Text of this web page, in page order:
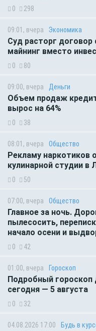
0 298
09:01, вчера Экономика
Суд расторг
майнинг вместо
0 80
09:00, вчера Деньги
Объем продаж
вырос на 64%
0 38
08:01, вчера Общество
Рекламу наркотиков
кулинарной студии в
0 50
07:00, вчера Общество
Главное за ночь.
пылесосить,
начало осени и
0 42
01:00, вчера Гороскоп
Подробный гороскоп
сегодня — 5 августа
0 32
04.08.2026 17:00 Будь в